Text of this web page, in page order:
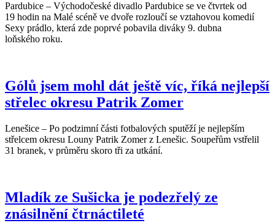
Pardubice – Východočeské divadlo Pardubice se ve čtvrtek od
19 hodin na Malé scéně ve dvoře rozloučí se vztahovou komedií
Sexy prádlo, která zde poprvé pobavila diváky 9. dubna
loňského roku.
Gólů jsem mohl dát ještě víc, říká nejlepší
střelec okresu Patrik Zomer
Lenešice – Po podzimní části fotbalových sputěží je nejlepším
střelcem okresu Louny Patrik Zomer z Lenešic. Soupeřům vstřelil
31 branek, v průměru skoro tři za utkání.
Mladík ze Sušicka je podezřelý ze
znásilnění čtrnáctileté